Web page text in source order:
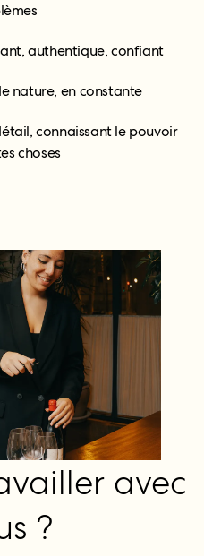
authentique, confiant
nature, en constante
connaissant le pouvoir
choses
avec
?